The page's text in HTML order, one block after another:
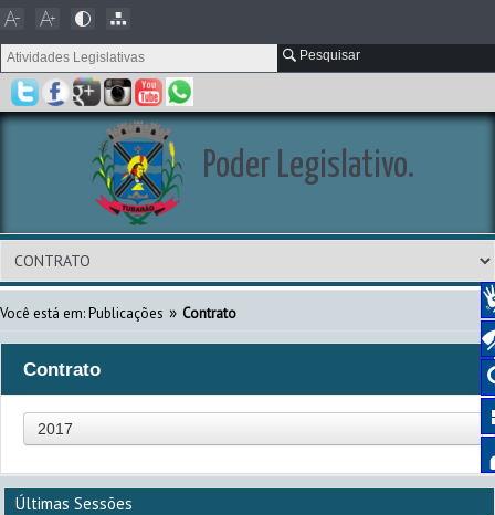
Pesquisar
Poder Legislativo.
Você está em:Publicações » Contrato
Contrato
2017
Últimas Sessões